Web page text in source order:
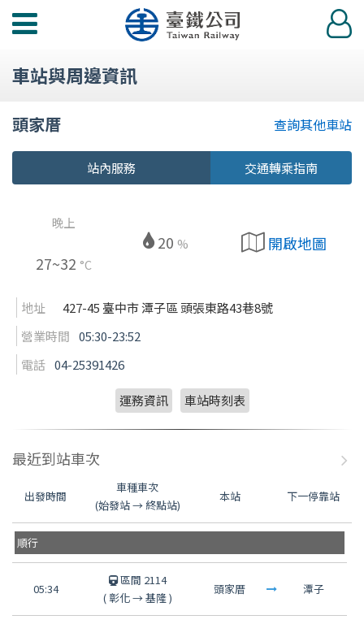
功
選
登
入
車站與周邊資訊
頭家厝 查詢其他車站
站內服務 交通轉乘指南
晚上
27~32 °C
20 % 開啟地圖
地址
427-45 臺中市 潭子區 頭張東路43巷8號
營業時間 05:30-23:52
電話 04-25391426
運務資訊 車站時刻表
最近到站車次
出發時間
車種車次
(始發站 → 終點站)
本站 下一停靠站
順行
05:34
區間 2114
(彰化→基隆)
頭家厝 潭子